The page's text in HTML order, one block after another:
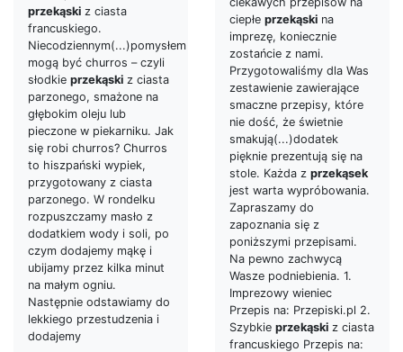
przekąski z ciasta
francuskiego.
Niecodziennym(...)pomysłem
mogą być churros – czyli
słodkie przekąski z ciasta
parzonego, smażone na
głębokim oleju lub
pieczone w piekarniku. Jak
się robi churros? Churros
to hiszpański wypiek,
przygotowany z ciasta
parzonego. W rondelku
rozpuszczamy masło z
dodatkiem wody i soli, po
czym dodajemy mąkę i
ubijamy przez kilka minut
na małym ogniu.
Następnie odstawiamy do
lekkiego przestudzenia i
dodajemy
ciepłe przekąski na
imprezę, koniecznie
zostańcie z nami.
Przygotowaliśmy dla Was
zestawienie zawierające
smaczne przepisy, które
nie dość, że świetnie
smakują(...)dodatek
pięknie prezentują się na
stole. Każda z przekąsek
jest warta wypróbowania.
Zapraszamy do
zapoznania się z
poniższymi przepisami.
Na pewno zachwycą
Wasze podniebienia. 1.
Imprezowy wieniec
Przepis na: Przepiski.pl 2.
Szybkie przekąski z ciasta
francuskiego Przepis na: